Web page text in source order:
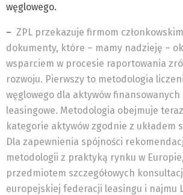
węglowego.
– ZPL przekazuje firmom
dokumenty, które – mamy nadzieję –
wsparciem w procesie raportowania
rozwoju. Pierwszy to metodologia
węglowego dla aktywów
leasingowe. Metodologia obejmuje
kategorie aktywów zgodnie z układem
Dla zapewnienia spójności
metodologii z praktyką rynku w
przedmiotem szczegółowych
europejskiej federacji leasingu i najmu